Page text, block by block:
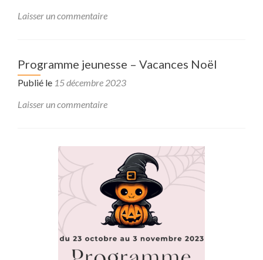
Laisser un commentaire
Programme jeunesse – Vacances Noël
Publié le 15 décembre 2023
Laisser un commentaire